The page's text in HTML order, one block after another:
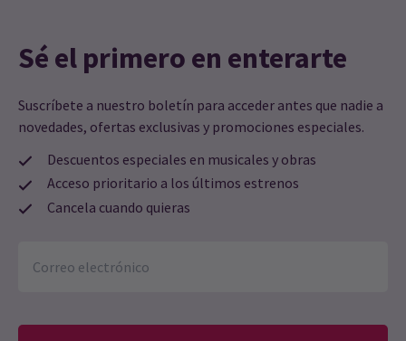
Sé el primero en enterarte
Suscríbete a nuestro boletín para acceder antes que nadie a
novedades, ofertas exclusivas y promociones especiales.
Descuentos especiales en musicales y obras
Acceso prioritario a los últimos estrenos
Cancela cuando quieras